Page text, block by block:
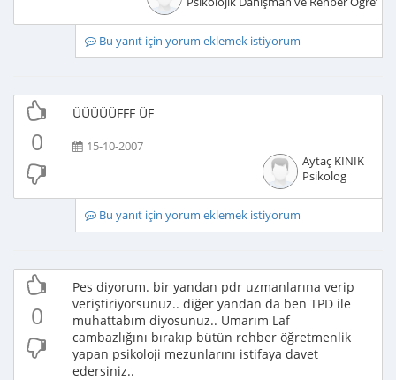
Bu yanıt için yorum eklemek istiyorum
0
ÜÜÜÜÜFFF ÜF
15-10-2007
Aytaç KINIK
Psikolog
Bu yanıt için yorum eklemek istiyorum
0
Pes diyorum. bir yandan pdr uzmanlarına verip
veriştiriyorsunuz.. diğer yandan da ben TPD ile
muhattabım diyosunuz.. Umarım Laf
cambazlığını bırakıp bütün rehber öğretmenlik
yapan psikoloji mezunlarını istifaya davet
edersiniz..